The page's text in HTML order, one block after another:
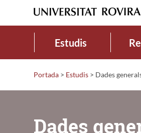
Estudis
Portada > Estudis > Dades
Dades